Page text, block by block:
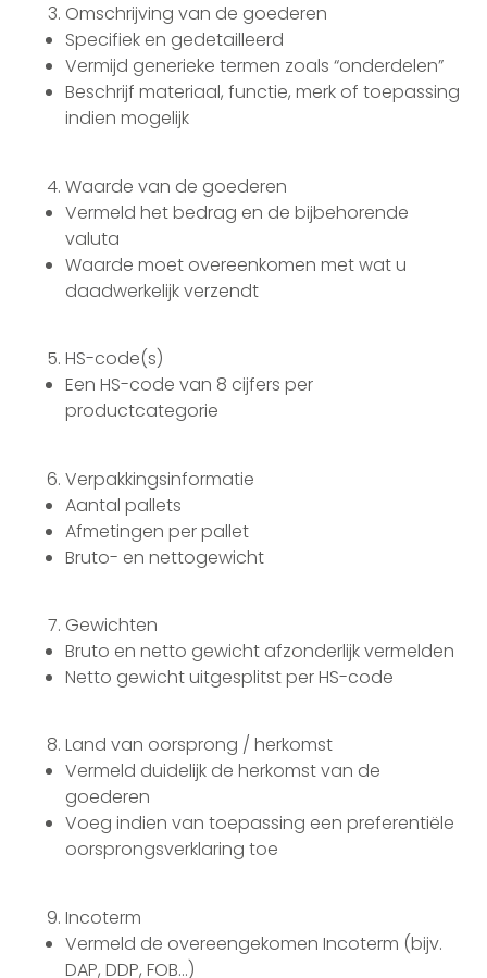
Omschrijving van de goederen
Specifiek en gedetailleerd
Vermijd generieke termen zoals “onderdelen”
Beschrijf materiaal, functie, merk of toepassing
indien mogelijk
Waarde van de goederen
Vermeld het bedrag en de bijbehorende
valuta
Waarde moet overeenkomen met wat u
daadwerkelijk verzendt
HS-code(s)
Een HS-code van 8 cijfers per
productcategorie
Verpakkingsinformatie
Aantal pallets
Afmetingen per pallet
Bruto- en nettogewicht
Gewichten
Bruto en netto gewicht afzonderlijk vermelden
Netto gewicht uitgesplitst per HS-code
Land van oorsprong / herkomst
Vermeld duidelijk de herkomst van de
goederen
Voeg indien van toepassing een preferentiële
oorsprongsverklaring toe
Incoterm
Vermeld de overeengekomen Incoterm (bijv.
DAP, DDP, FOB…)